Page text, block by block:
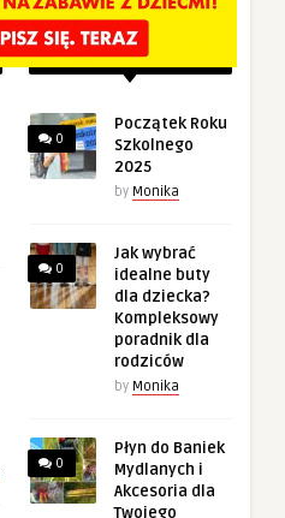
POWIĄZANE PINEZKI
0
Początek Roku
Szkolnego
2025
by Monika
0
Jak wybrać
idealne buty
dla dziecka?
Kompleksowy
poradnik dla
rodziców
by Monika
0
Płyn do Baniek
Mydlanych i
Akcesoria dla
Twojego